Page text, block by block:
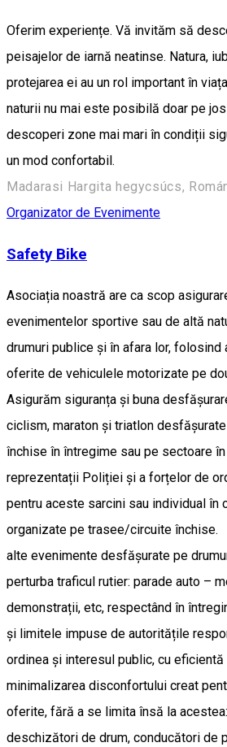
Oferim experiențe. Vă invităm să
peisajelor de iarnă neatinse. Natura,
protejarea ei au un rol important în
naturii nu mai este posibilă doar pe
descoperi zone mai mari în condiții
un mod confortabil.
Madarasi Hargita hegycsúcs,
Organizator de Evenimente
Safety Bike
Asociația noastră are ca scop
evenimentelor sportive sau de altă
drumuri publice și în afara lor,
oferite de vehiculele motorizate pe
Asigurăm siguranța și buna
ciclism, maraton și triatlon
închise în întregime sau pe sectoare
reprezentații Poliției și a forțelor de
pentru aceste sarcini sau individual în
organizate pe trasee/circuite închise.
alte evenimente desfășurate pe
perturba traficul rutier: parade auto –
demonstrații, etc, respectând în
și limitele impuse de autoritățile
ordinea și interesul public, cu
minimalizarea disconfortului creat
oferite, fără a se limita însă la
deschizători de drum, conducători de